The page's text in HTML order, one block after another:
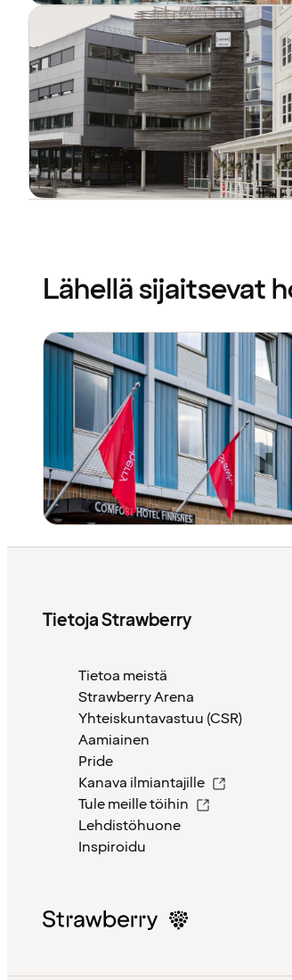
Lähellä sijaitsevat
Tietoja Strawberry
Tietoa meistä
Strawberry Arena
Yhteiskuntavastuu (CSR)
Aamiainen
Pride
Kanava ilmiantajille
Tule meille töihin
Lehdistöhuone
Inspiroidu